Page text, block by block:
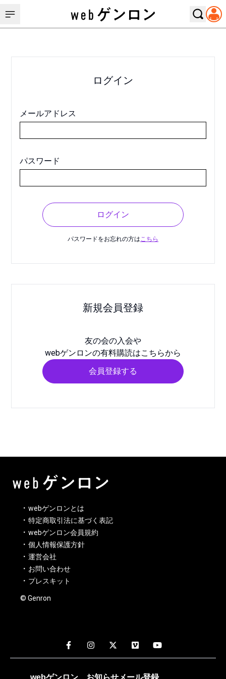
ログイン
メールアドレス
パスワード
ログイン
パスワードをお忘れの方はこちら
新規会員登録
友の会の入会や
webゲンロンの有料購読はこちらから
会員登録する
webゲンロンとは
特定商取引法に基づく表記
webゲンロン会員規約
個人情報保護方針
運営会社
お問い合わせ
プレスキット
© Genron
webゲンロン お知らせメール登録